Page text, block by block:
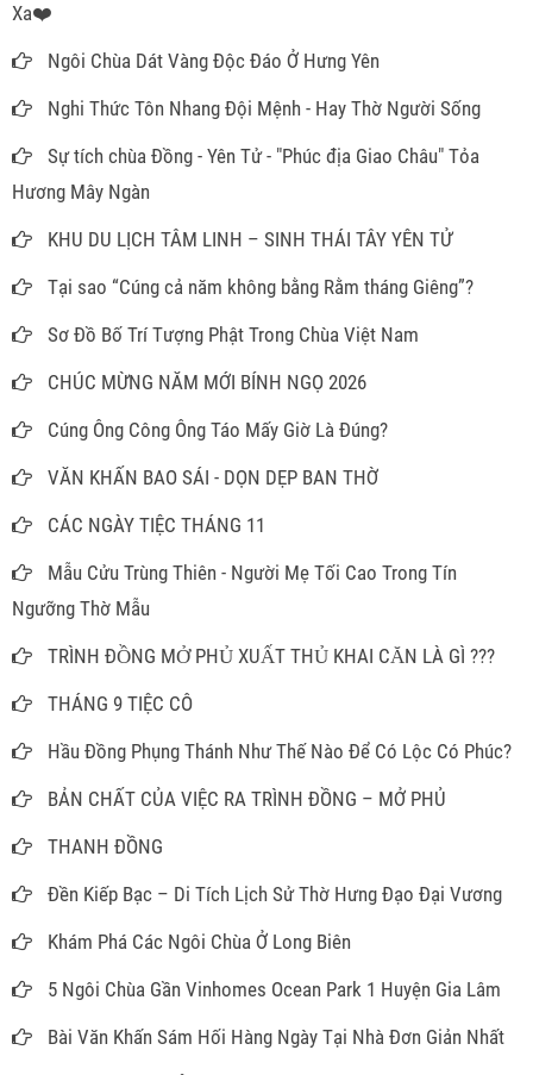
Xa❤️
Ngôi Chùa Dát Vàng Độc Đáo Ở Hưng Yên
Nghi Thức Tôn Nhang Đội Mệnh - Hay Thờ Người Sống
Sự tích chùa Đồng - Yên Tử - "Phúc địa Giao Châu" Tỏa
Hương Mây Ngàn
KHU DU LỊCH TÂM LINH – SINH THÁI TÂY YÊN TỬ
Tại sao “Cúng cả năm không bằng Rằm tháng Giêng”?
Sơ Đồ Bố Trí Tượng Phật Trong Chùa Việt Nam
CHÚC MỪNG NĂM MỚI BÍNH NGỌ 2026
Cúng Ông Công Ông Táo Mấy Giờ Là Đúng?
VĂN KHẤN BAO SÁI - DỌN DẸP BAN THỜ
CÁC NGÀY TIỆC THÁNG 11
Mẫu Cửu Trùng Thiên - Người Mẹ Tối Cao Trong Tín
Ngưỡng Thờ Mẫu
TRÌNH ĐỒNG MỞ PHỦ XUẤT THỦ KHAI CĂN LÀ GÌ ???
THÁNG 9 TIỆC CÔ
Hầu Đồng Phụng Thánh Như Thế Nào Để Có Lộc Có Phúc?
BẢN CHẤT CỦA VIỆC RA TRÌNH ĐỒNG – MỞ PHỦ
THANH ĐỒNG
Đền Kiếp Bạc – Di Tích Lịch Sử Thờ Hưng Đạo Đại Vương
Khám Phá Các Ngôi Chùa Ở Long Biên
5 Ngôi Chùa Gần Vinhomes Ocean Park 1 Huyện Gia Lâm
Bài Văn Khấn Sám Hối Hàng Ngày Tại Nhà Đơn Giản Nhất